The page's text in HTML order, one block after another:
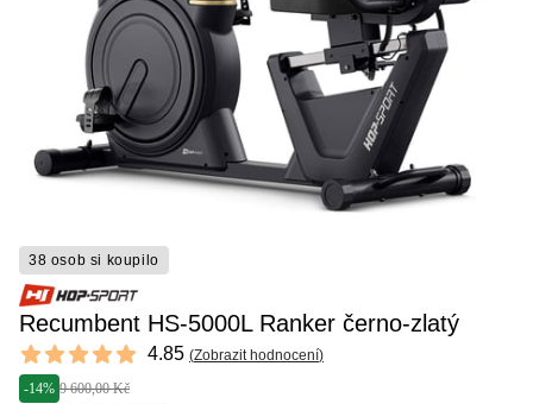
38 osob si koupilo
Recumbent HS-5000L Ranker černo-zlatý
Reviews
4.85 out of 5 stars 4.85 (Zobrazit hodnocení)
-14% 9 600,00 Kč